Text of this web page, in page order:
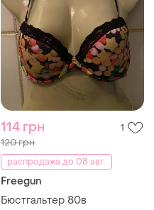
114 грн 1
120 грн
распродажа до 08 авг.
Freegun
Бюстгальтер 80в